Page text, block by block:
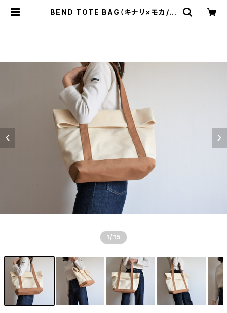
BEND TOTE BAG（キナリ×モカ/ベ
1 /15